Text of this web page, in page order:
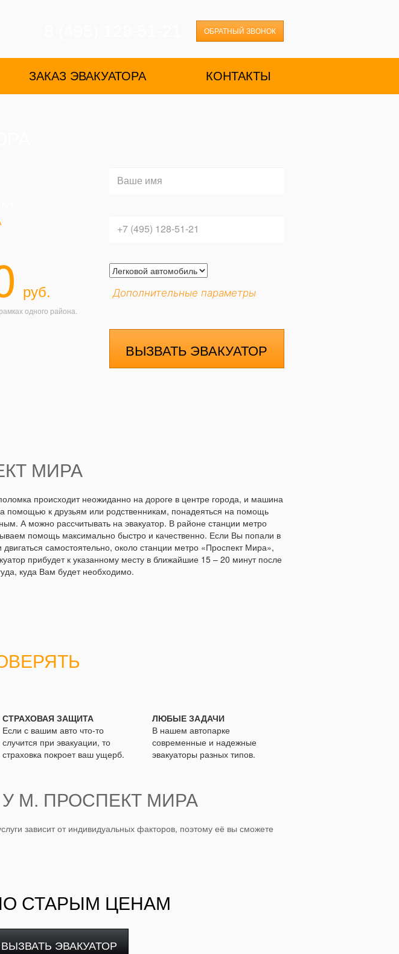
ОБРАТНЫЙ ЗВОНОК
ЗАКАЗ ЭВАКУАТОРА КОНТАКТЫ
руб.
одного района.
Дополнительные параметры
ВЫЗВАТЬ ЭВАКУАТОР
МИРА
происходит неожиданно на дороге в центре города, и машина
помощью к друзьям или родственникам, понадеяться на помощь
А можно рассчитывать на эвакуатор. В районе станции метро
помощь максимально быстро и качественно. Если Вы попали в
самостоятельно, около станции метро «Проспект Мира»,
прибудет к указанному месту в ближайшие 15 – 20 минут после
куда Вам будет необходимо.
СТРАХОВАЯ ЗАЩИТА
Если с вашим авто что-то
случится при эвакуации, то
страховка покроет ваш ущерб.
ЛЮБЫЕ ЗАДАЧИ
В нашем автопарке
современные и надежные
эвакуаторы разных типов.
М. ПРОСПЕКТ МИРА
зависит от индивидуальных факторов, поэтому её вы сможете
СТАРЫМ ЦЕНАМ
ВЫЗВАТЬ ЭВАКУАТОР